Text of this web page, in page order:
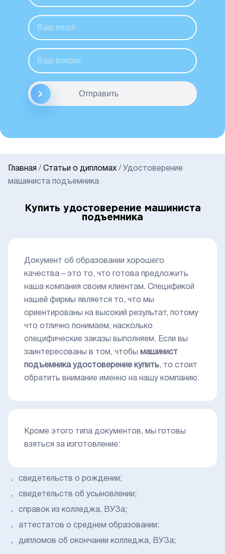
Отправить
Главная / Статьи о дипломах / Удостоверение
машиниста подъемника
Купить удостоверение машиниста
подъемника
Документ об образовании хорошего
качества – это то, что готова предложить
наша компания своим клиентам. Спецификой
нашей фирмы является то, что мы
ориентированы на высокий результат, потому
что отлично понимаем, насколько
специфические заказы выполняем. Если вы
заинтересованы в том, чтобы
машинист
подъемника удостоверение купить, то стоит
обратить внимание именно на нашу компанию.
Кроме этого типа документов, мы готовы
взяться за изготовление:
свидетельств о рождении;
свидетельств об усыновлении;
справок из колледжа, ВУЗа;
аттестатов о среднем образовании;
дипломов об окончании колледжа, ВУЗа;